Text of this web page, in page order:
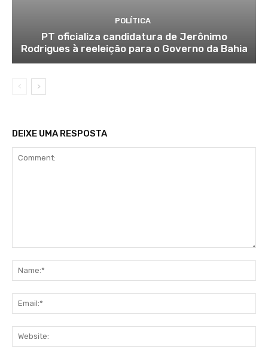
POLÍTICA
PT oficializa candidatura de Jerônimo
Rodrigues à reeleição para o Governo da Bahia
DEIXE UMA RESPOSTA